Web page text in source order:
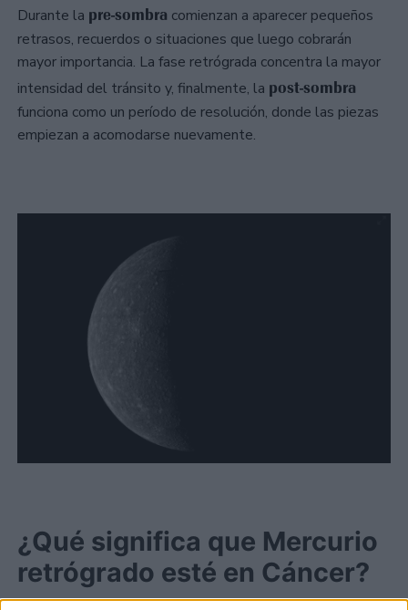
Durante la pre-sombra comienzan a aparecer pequeños
retrasos, recuerdos o situaciones que luego cobrarán
mayor importancia. La fase retrógrada concentra la mayor
intensidad del tránsito y, finalmente, la post-sombra
funciona como un período de resolución, donde las piezas
empiezan a acomodarse nuevamente.
¿Qué significa que Mercurio
retrógrado esté en Cáncer?